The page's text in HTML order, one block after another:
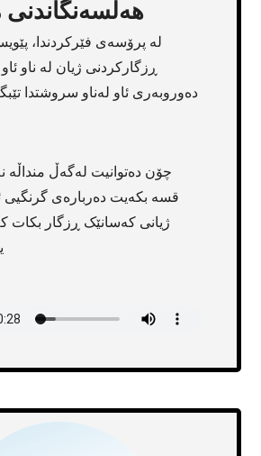
لە پرۆسەی فێرکردندا،
ڕزگارکردنی ژیان لە ناو
دەوروبەری ئاو لەناو سروشتدا
چۆن دەتوانیت لەگەڵ منداڵە
قسە بکەیت دەربارەی گرنگیی
ژیانی کەسانێک ڕزگار بکات